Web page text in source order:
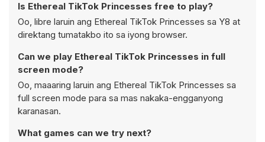
Is Ethereal TikTok Princesses free to play?
Oo, libre laruin ang Ethereal TikTok Princesses sa Y8 at
direktang tumatakbo ito sa iyong browser.
Can we play Ethereal TikTok Princesses in full
screen mode?
Oo, maaaring laruin ang Ethereal TikTok Princesses sa
full screen mode para sa mas nakaka-engganyong
karanasan.
What games can we try next?